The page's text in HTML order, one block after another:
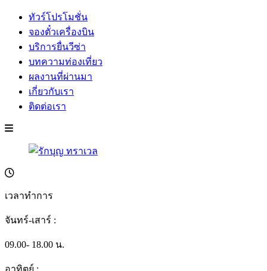
ทัวร์โปรโมชั่น
จองตั๋วเครื่องบิน
บริการยื่นวีซ่า
บทความท่องเที่ยว
ผลงานที่ผ่านมา
เกี่ยวกับเรา
ติดต่อเรา
เวลาทำการ
จันทร์-เสาร์ :
09.00- 18.00 น.
อาทิตย์ :